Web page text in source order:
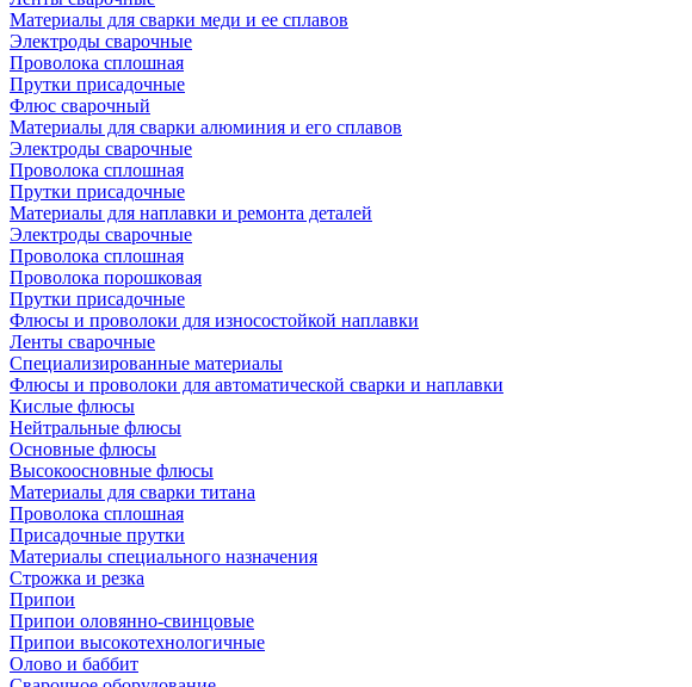
Материалы для сварки меди и ее сплавов
Электроды сварочные
Проволока сплошная
Прутки присадочные
Флюс сварочный
Материалы для сварки алюминия и его сплавов
Электроды сварочные
Проволока сплошная
Прутки присадочные
Материалы для наплавки и ремонта деталей
Электроды сварочные
Проволока сплошная
Проволока порошковая
Прутки присадочные
Флюсы и проволоки для износостойкой наплавки
Ленты сварочные
Специализированные материалы
Флюсы и проволоки для автоматической сварки и наплавки
Кислые флюсы
Нейтральные флюсы
Основные флюсы
Высокоосновные флюсы
Материалы для сварки титана
Проволока сплошная
Присадочные прутки
Материалы специального назначения
Строжка и резка
Припои
Припои оловянно-свинцовые
Припои высокотехнологичные
Олово и баббит